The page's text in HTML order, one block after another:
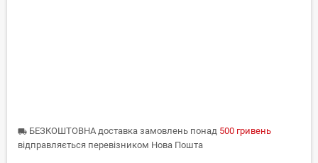
local_shipping БЕЗКОШТОВНА доставка замовлень понад 500 гривень
відправляється перевізником Нова Пошта